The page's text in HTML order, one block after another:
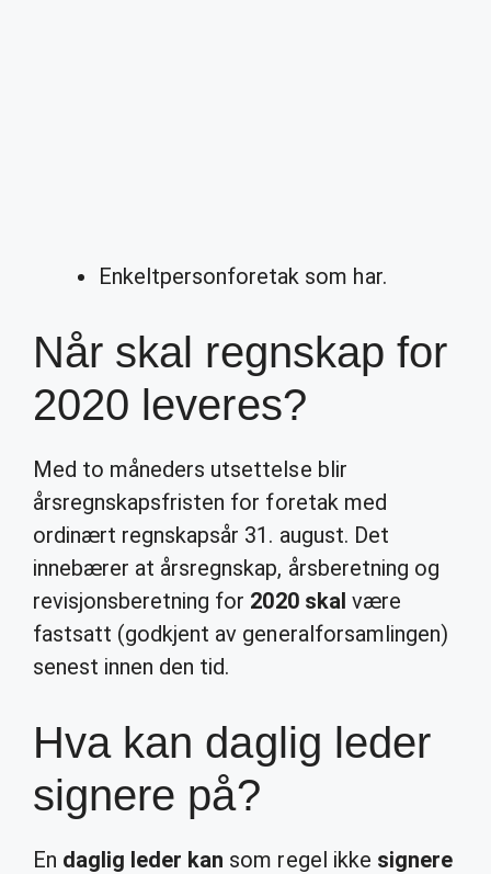
Enkeltpersonforetak som har.
Når skal regnskap for
2020 leveres?
Med to måneders utsettelse blir
årsregnskapsfristen for foretak med
ordinært regnskapsår 31. august. Det
innebærer at årsregnskap, årsberetning og
revisjonsberetning for 2020 skal være
fastsatt (godkjent av generalforsamlingen)
senest innen den tid.
Hva kan daglig leder
signere på?
En daglig leder kan som regel ikke signere